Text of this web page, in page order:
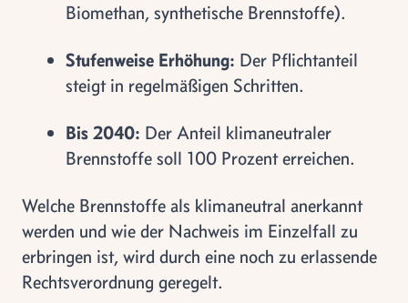
Biomethan, synthetische Brennstoffe).
Stufenweise Erhöhung: Der Pflichtanteil
steigt in regelmäßigen Schritten.
Bis 2040: Der Anteil klimaneutraler
Brennstoffe soll 100 Prozent erreichen.
Welche Brennstoffe als klimaneutral anerkannt
werden und wie der Nachweis im Einzelfall zu
erbringen ist, wird durch eine noch zu erlassende
Rechtsverordnung geregelt.